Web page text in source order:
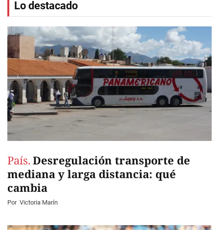
Lo destacado
País. Desregulación transporte de
mediana y larga distancia: qué
cambia
Por Victoria Marín